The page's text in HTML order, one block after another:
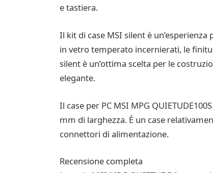
e tastiera.
Il kit di case MSI silent è
in vetro temperato incernierati, le
silent è un’ottima scelta per le
elegante.
Il case per PC MSI MPG
mm di larghezza. È un case
connettori di alimentazione.
Recensione completa